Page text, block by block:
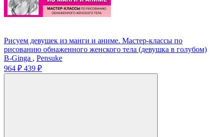
Рисуем девушек из манги и аниме. Мастер-классы по
рисованию обнаженного женского тела (девушка в голубом)
В-Ginga , Pensuke
964 ₽ 439 ₽